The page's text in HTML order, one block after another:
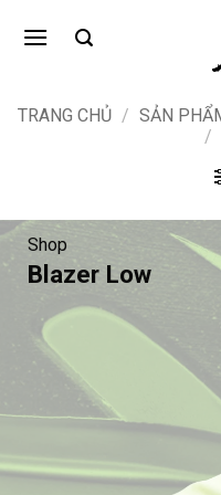
qua
TRANG CHỦ / SẢN
/
Shop
Blazer Low